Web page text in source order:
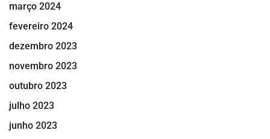
março 2024
fevereiro 2024
dezembro 2023
novembro 2023
outubro 2023
julho 2023
junho 2023